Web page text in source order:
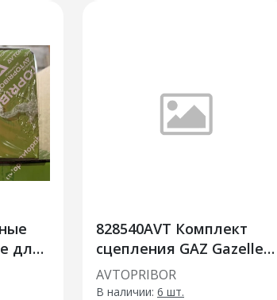
для
828540AVT Комплект
сцепления GAZ Gazelle
Next (Cummins 2.8D
280N) (13-)
AVTOPRIBOR
В наличии: 6 шт.